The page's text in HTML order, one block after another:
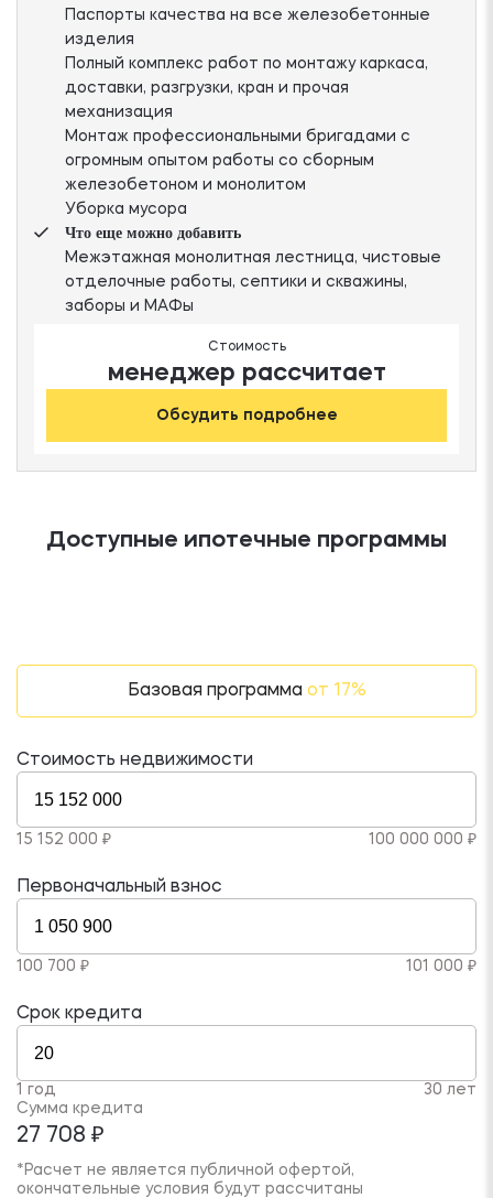
Паспорты качества на все железобетонные
изделия
Полный комплекс работ по монтажу каркаса,
доставки, разгрузки, кран и прочая
механизация
Монтаж профессиональными бригадами с
огромным опытом работы со сборным
железобетоном и монолитом
Уборка мусора
Что еще можно добавить
Межэтажная монолитная лестница, чистовые
отделочные работы, септики и скважины,
заборы и МАФы
Стоимость
менеджер рассчитает
Обсудить подробнее
Доступные ипотечные программы
Базовая программа от 17%
Стоимость недвижимости
15 152 000 ₽ 100 000 000 ₽
Первоначальный взнос
100 700 ₽ 101 000 ₽
Срок кредита
1 год
30 лет
Сумма кредита
27 708 ₽
*Расчет не является публичной офертой,
окончательные условия будут рассчитаны